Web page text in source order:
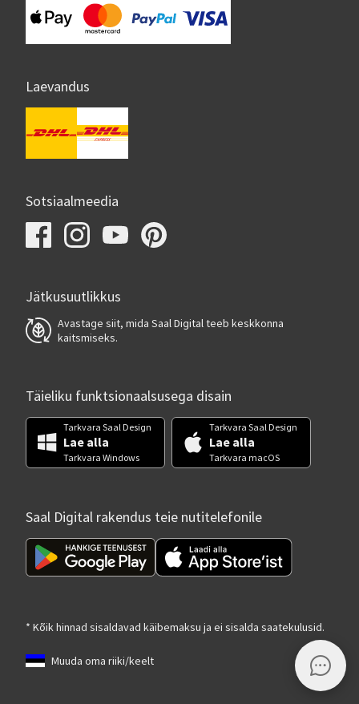
Laevandus
Sotsiaalmeedia
Jätkusuutlikkus
Avastage siit, mida Saal Digital teeb keskkonna
kaitsmiseks.
Täieliku funktsionaalsusega disain
Tarkvara Saal Design
Lae alla
Tarkvara Windows
Tarkvara Saal Design
Lae alla
Tarkvara macOS
Saal Digital rakendus teie nutitelefonile
* Kõik hinnad sisaldavad käibemaksu ja ei sisalda saatekulusid.
Muuda oma riiki/keelt